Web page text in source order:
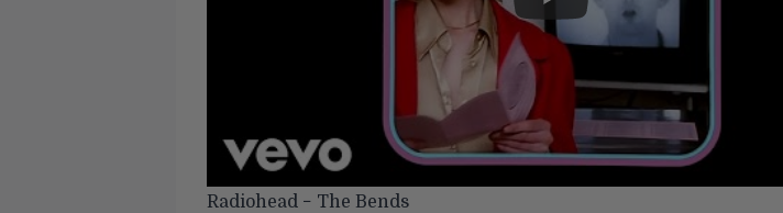
Radiohead − The Bends